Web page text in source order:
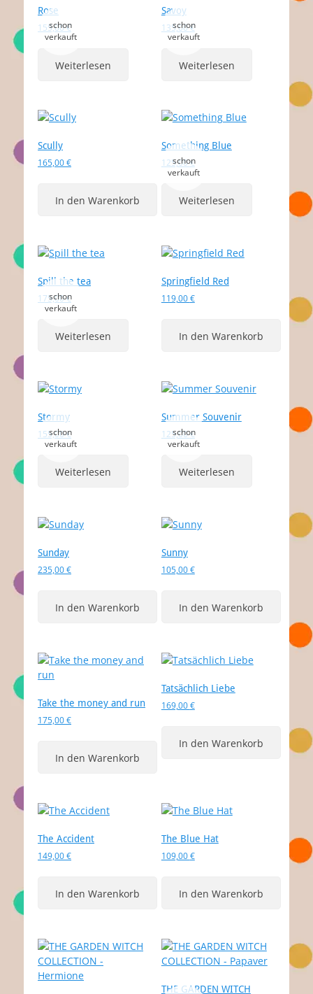
Rose
155,00€
Weiterlesen
Savoy
135,00€
Weiterlesen
Scully
165,00€
In den Warenkorb
Something Blue
125,00€
Weiterlesen
Spill the tea
175,00€
Weiterlesen
Springfield Red
119,00€
In den Warenkorb
Stormy
155,00€
Weiterlesen
Summer Souvenir
125,00€
Weiterlesen
Sunday
235,00€
In den Warenkorb
Sunny
105,00€
In den Warenkorb
Take the money and run
175,00€
In den Warenkorb
Tatsächlich Liebe
169,00€
In den Warenkorb
The Accident
149,00€
In den Warenkorb
The Blue Hat
109,00€
In den Warenkorb
THE GARDEN WITCH